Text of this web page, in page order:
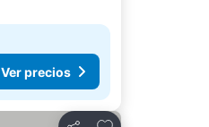
Ver precios